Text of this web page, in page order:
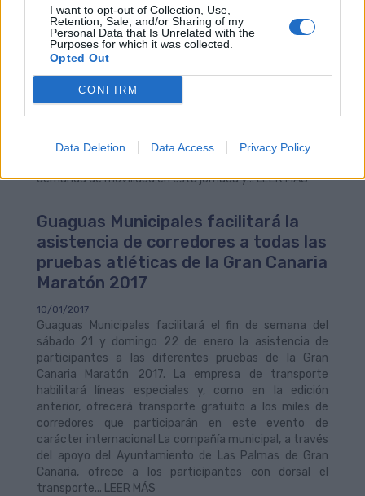
I want to opt-out of Collection, Use,
Retention, Sale, and/or Sharing of my
Personal Data that Is Unrelated with the
Purposes for which it was collected.
Opted Out
CONFIRM
Data Deletion Data Access Privacy Policy
18/01/2017
Guaguas Municipales habilita el próximo domingo, 22 de
enero, dos servicios especiales de transporte para
facilitar la asistencia de participantes a las pruebas de
la Gran Canaria Maratón 2017. La compañía municipal
habilitará líneas especiales desde las terminales de
Manuel Becerra (Puerto) y Teatro Pérez Galdós, al
corredores que participarán durante el fin de semana
demanda de movilidad en esta jornada y... LEER MÁS
Guaguas Municipales facilitará la
asistencia de corredores a todas las
pruebas atléticas de la Gran Canaria
Maratón 2017
10/01/2017
Guaguas Municipales facilitará el fin de semana del
sábado 21 y domingo 22 de enero la asistencia de
participantes a las diferentes pruebas de la Gran
Canaria Maratón 2017. La empresa de transporte
habilitará líneas especiales y, como en la edición
anterior, ofrecerá transporte gratuito a los miles de
corredores que participarán en este evento de
carácter internacional La compañía municipal, a través
del apoyo del Ayuntamiento de Las Palmas de Gran
Canaria, ofrece a los participantes con dorsal el
transporte... LEER MÁS